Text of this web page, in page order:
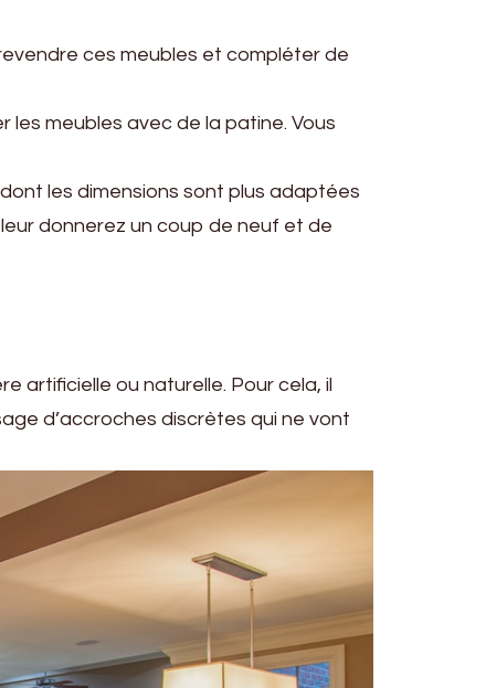
ces meubles et compléter de
les meubles avec de la patine. Vous
les dimensions sont plus adaptées
donnerez un coup de neuf et de
artificielle ou naturelle. Pour cela, il
d’accroches discrètes qui ne vont